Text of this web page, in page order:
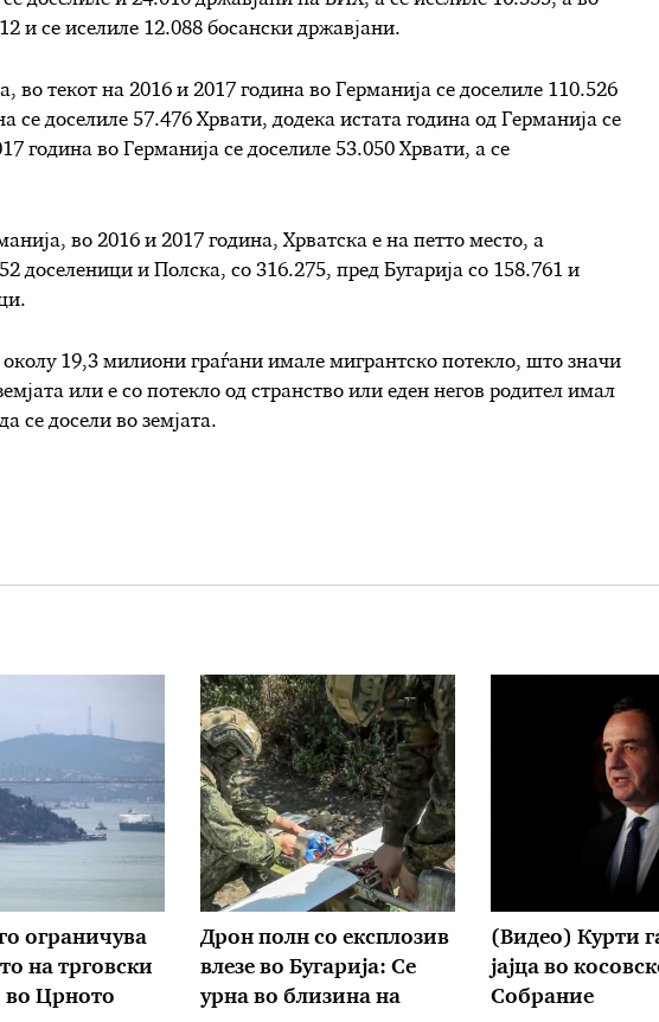
и се иселиле 12.088 босански државјани.
во текот на 2016 и 2017 година во Германија се доселиле 110.526
се доселиле 57.476 Хрвати, додека истата година од Германија се
година во Германија се доселиле 53.050 Хрвати, а се
во 2016 и 2017 година, Хрватска е на петто место, а
доселеници и Полска, со 316.275, пред Бугарија со 158.761 и
19,3 милиони граѓани имале мигрантско потекло, што значи
или е со потекло од странство или еден негов родител имал
се досели во земјата.
ограничува
на трговски
во Црното
Дрон полн со експлозив
влезе во Бугарија: Се
урна во близина на
(Видео) Курти
јајца во
Собрание